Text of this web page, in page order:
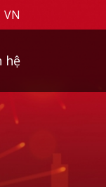
VN
hệ